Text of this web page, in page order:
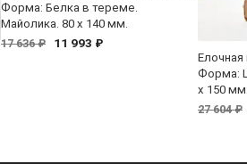
Форма: Белка в тереме.
Майолика. 80 x 140 мм.
17 636 ₽
11 993 ₽
Елочная
Форма:
x 150 мм.
27 604 ₽